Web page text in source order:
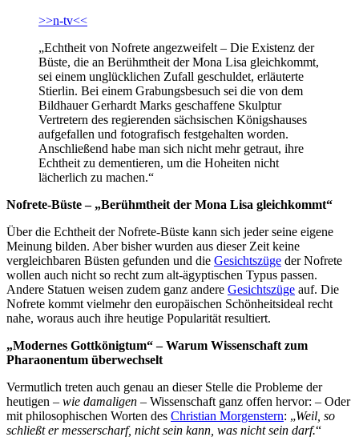
>>n-tv<<
„Echtheit von Nofrete angezweifelt – Die Existenz der
Büste, die an Berühmtheit der Mona Lisa gleichkommt,
sei einem unglücklichen Zufall geschuldet, erläuterte
Stierlin. Bei einem Grabungsbesuch sei die von dem
Bildhauer Gerhardt Marks geschaffene Skulptur
Vertretern des regierenden sächsischen Königshauses
aufgefallen und fotografisch festgehalten worden.
Anschließend habe man sich nicht mehr getraut, ihre
Echtheit zu dementieren, um die Hoheiten nicht
lächerlich zu machen.“
Nofrete-Büste – „Berühmtheit der Mona Lisa gleichkommt“
Über die Echtheit der Nofrete-Büste kann sich jeder seine eigene
Meinung bilden. Aber bisher wurden aus dieser Zeit keine
vergleichbaren Büsten gefunden und die Gesichtszüge der Nofrete
wollen auch nicht so recht zum alt-ägyptischen Typus passen.
Andere Statuen weisen zudem ganz andere Gesichtszüge auf. Die
Nofrete kommt vielmehr den europäischen Schönheitsideal recht
nahe, woraus auch ihre heutige Popularität resultiert.
„Modernes Gottkönigtum“ – Warum Wissenschaft zum
Pharaonentum überwechselt
Vermutlich treten auch genau an dieser Stelle die Probleme der
heutigen – wie damaligen – Wissenschaft ganz offen hervor: – Oder
mit philosophischen Worten des Christian Morgenstern: „Weil, so
schließt er messerscharf, nicht sein kann, was nicht sein darf.“